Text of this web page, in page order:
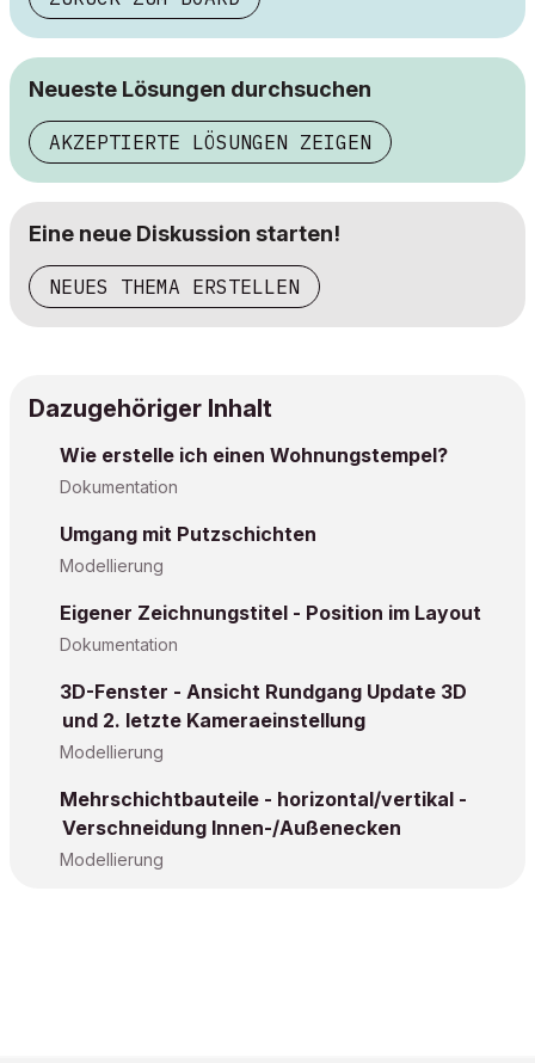
Neueste Lösungen durchsuchen
AKZEPTIERTE LÖSUNGEN ZEIGEN
Eine neue Diskussion starten!
NEUES THEMA ERSTELLEN
Dazugehöriger Inhalt
Wie erstelle ich einen Wohnungstempel?
Dokumentation
Umgang mit Putzschichten
Modellierung
Eigener Zeichnungstitel - Position im Layout
Dokumentation
3D-Fenster - Ansicht Rundgang Update 3D
und 2. letzte Kameraeinstellung
Modellierung
Mehrschichtbauteile - horizontal/vertikal -
Verschneidung Innen-/Außenecken
Modellierung